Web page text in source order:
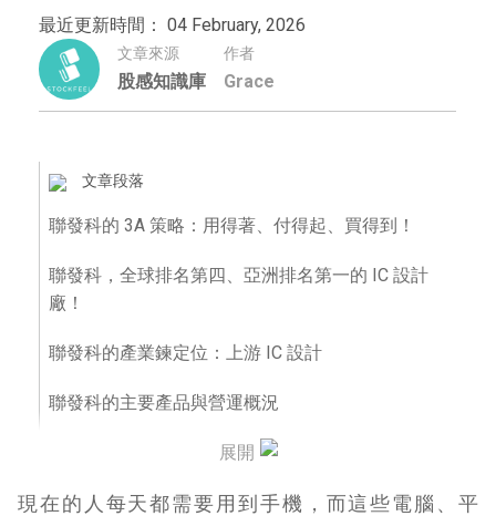
最近更新時間： 04 February, 2026
文章來源
股感知識庫
作者
Grace
文章段落
聯發科的 3A 策略：用得著、付得起、買得到！
聯發科，全球排名第四、亞洲排名第一的 IC 設計
廠！
聯發科的產業鍊定位：上游 IC 設計
聯發科的主要產品與營運概況
聯發科手機晶片陷入困境
展開
現在的人每天都需要用到手機，而這些電腦、平